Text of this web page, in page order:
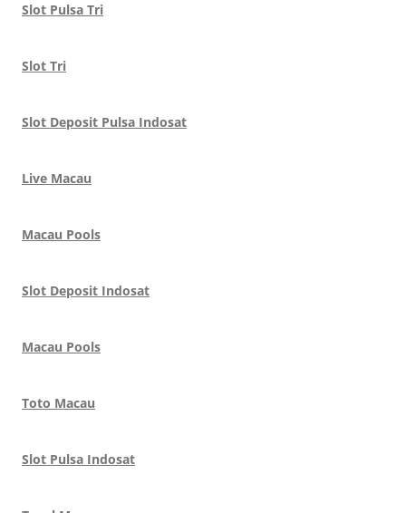
Slot Pulsa Tri
Slot Tri
Slot Deposit Pulsa Indosat
Live Macau
Macau Pools
Slot Deposit Indosat
Macau Pools
Toto Macau
Slot Pulsa Indosat